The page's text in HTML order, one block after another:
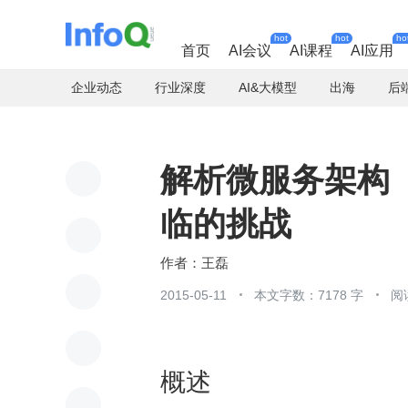
首页 AI会议
hot
AI课程
hot
AI应用
企业动态 行业深度 AI&大模型 出海 后
解析微服务架构
临的挑战
王磊
2015-05-11 本文字数：7178 字 阅
概述